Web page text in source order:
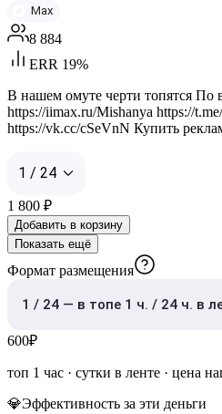
Max
8 884
ERR 19%
В нашем омуте черти топятся По
https://iimax.ru/Mishanya https://
https://vk.cc/cSeVnN Купить
1 / 24
1 800 ₽
Добавить в корзину
Показать ещё
Формат размещения
1 / 24 — в топе 1 ч. / 24 ч. в
600₽
топ 1 час · сутки в ленте · цена
💎Эффективность за эти деньги